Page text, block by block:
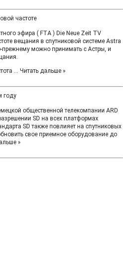
частоте
эфира ( FTA ) Die Neue Zeit TV
вещания в спутниковой системе Astra
можно принимать с Астры, и
... Читать дальше »
году
общественной телекомпании ARD
SD на всех платформах
SD также повлияет на спутниковых
свое приемное оборудование до
»